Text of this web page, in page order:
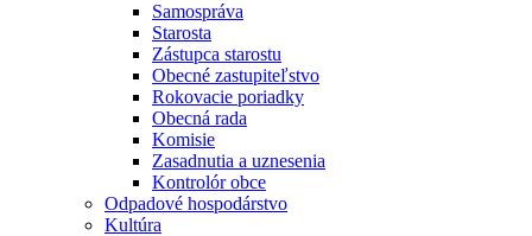
Samospráva
Starosta
Zástupca starostu
Obecné zastupiteľstvo
Rokovacie poriadky
Obecná rada
Komisie
Zasadnutia a uznesenia
Kontrolór obce
Odpadové hospodárstvo
Kultúra